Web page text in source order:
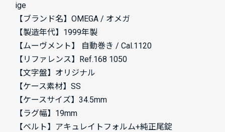
ige
【ブランド名】 OMEGA / オメガ
【製造年代】 1999年製
【ムーヴメント】 自動巻き / Cal.1120
【リファレンス】
Ref.168 1050
【文字盤】オリジナル
【ケース素材】 SS
【ケースサイズ】 34.5mm
【ラグ幅】 19mm
【ベルト】 アキュレイトフォルム+純正尾錠